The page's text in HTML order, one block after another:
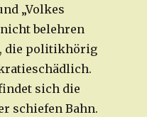
„Volkes
belehren
die politikhörig
sich die
schiefen Bahn.